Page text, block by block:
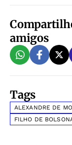
amigos
Tags
ALEXANDRE DE
FILHO DE